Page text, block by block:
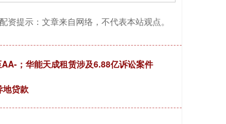
资提示：文章来自网络，不代表本站观点。
；华能天成租赁涉及6.88亿诉讼案件
地贷款